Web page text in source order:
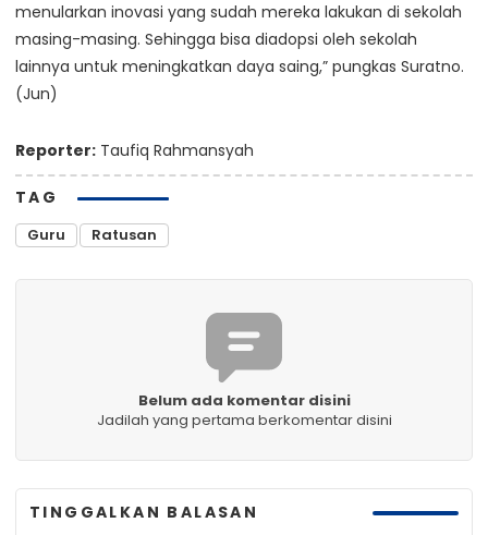
menularkan inovasi yang sudah mereka lakukan di sekolah
masing-masing. Sehingga bisa diadopsi oleh sekolah
lainnya untuk meningkatkan daya saing,” pungkas Suratno.
(Jun)
Reporter: Taufiq Rahmansyah
TAG
Guru Ratusan
Belum ada komentar disini
Jadilah yang pertama berkomentar disini
TINGGALKAN BALASAN